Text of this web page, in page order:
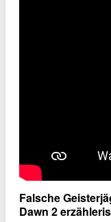
Falsche
Dawn 2